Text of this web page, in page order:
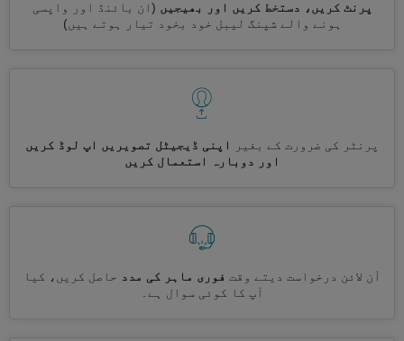
پرنٹ کریں، دستخط کریں اور بھیجیں (ان بائنڈ اور واپسی
ہونے والے شپنگ لیبل خود بخود تیار ہوتے ہیں)
پرنٹر کی ضرورت کے بغیر
اپنی ڈیجیٹل تصویریں اپ لوڈ کریں
اور دوبارہ استعمال کریں
آن لائن درخواست دیتے وقت فوری ماہر کی مدد حاصل کریں، کیا
آپ کا کوئی سوال ہے۔